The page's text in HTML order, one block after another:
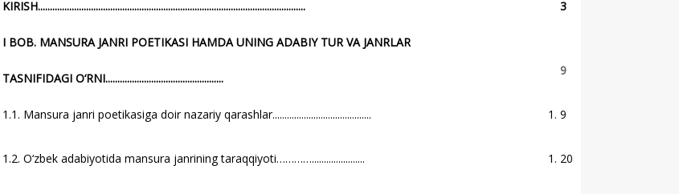
KIRISH............................................................................................................... 3
I BOB. MANSURA JANRI POETIKASI HAMDA UNING ADABIY TUR VA JANRLAR
TASNIFIDAGI O‘RNI.................................................
9
1.1. Mansura janri poetikasiga doir nazariy qarashlar......................................... 9
1.2. O‘zbek adabiyotida mansura janrining taraqqiyoti…………...................... 20